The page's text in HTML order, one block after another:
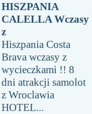
HISZPANIA
CALELLA Wczasy
z
Hiszpania Costa
Brava wczasy z
wycieczkami !! 8
dni atrakcji samolot
z Wroclawia
HOTEL...